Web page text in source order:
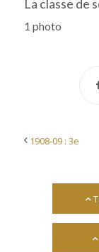
La classe de
1 photo
1908-09 : 3e